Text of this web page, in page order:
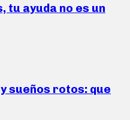
tu ayuda no es un
sueños rotos: que